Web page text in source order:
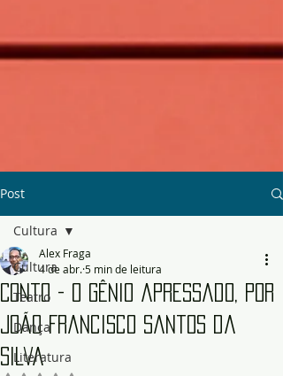
Post
Cultura
Teatro
Dança
Literatura
Cultura
Conto - O gênio apressado, por
João Francisco Santos da
Silva
Alex Fraga
4 de abr.5 min de leitura